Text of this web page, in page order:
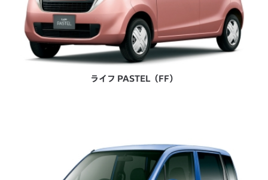
ライフ PASTEL（FF）